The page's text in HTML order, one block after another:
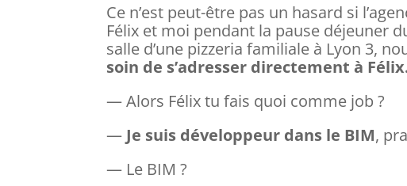
Ce n’est peut-être pas un hasard si
Félix et moi pendant la pause déjeuner
salle d’une pizzeria familiale à Lyon 3,
soin de s’adresser directement à
— Alors Félix tu fais quoi comme job ?
— Je suis développeur dans le BIM,
— Le BIM ?